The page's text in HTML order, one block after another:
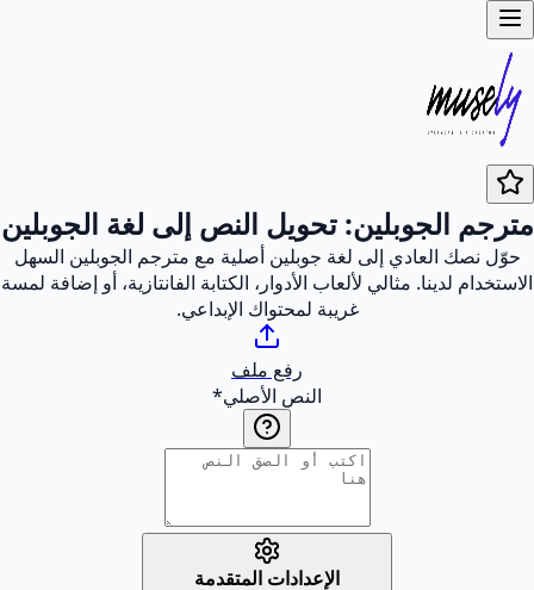
مترجم الجوبلين: تحويل النص إلى لغة الجوبلين
حوّل نصك العادي إلى لغة جوبلين أصلية مع مترجم الجوبلين السهل
الاستخدام لدينا. مثالي لألعاب الأدوار، الكتابة الفانتازية، أو إضافة لمسة
غريبة لمحتواك الإبداعي.
رفع ملف
النص الأصلي*
الإعدادات المتقدمة